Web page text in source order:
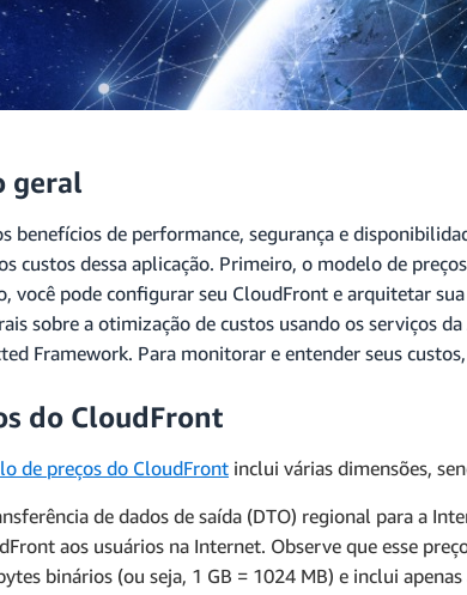
geral
benefícios de performance, segurança e
custos dessa aplicação. Primeiro, o modelo de
você pode configurar seu CloudFront e arquitetar
sobre a otimização de custos usando os serviços da
Framework. Para monitorar e entender seus
do CloudFront
de preços do CloudFront inclui várias dimensões,
de dados de saída (DTO) regional para a
aos usuários na Internet. Observe que esse
binários (ou seja, 1 GB = 1024 MB) e inclui